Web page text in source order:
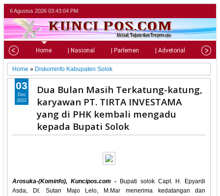
6 Agustus 2026 03:43:05 PM
Home | Nasional | Parlemen | Advetorial |
Home » Diskominfo Kabupaten Solok
Dua Bulan Masih Terkatung-katung,
karyawan PT. TIRTA INVESTAMA
yang di PHK kembali mengadu
kepada Bupati Solok
Arosuka-(Kominfo), Kuncipos.com - Bupati solok Capt. H. Epyardi
Asda, Dt. Sutan Majo Lelo, M.Mar menerima kedatangan dan
03
Dec
2022